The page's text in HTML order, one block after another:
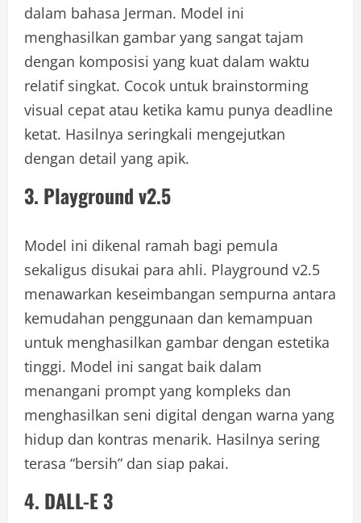
dalam bahasa Jerman. Model ini
menghasilkan gambar yang sangat tajam
dengan komposisi yang kuat dalam waktu
relatif singkat. Cocok untuk brainstorming
visual cepat atau ketika kamu punya deadline
ketat. Hasilnya seringkali mengejutkan
dengan detail yang apik.
3. Playground v2.5
Model ini dikenal ramah bagi pemula
sekaligus disukai para ahli. Playground v2.5
menawarkan keseimbangan sempurna antara
kemudahan penggunaan dan kemampuan
untuk menghasilkan gambar dengan estetika
tinggi. Model ini sangat baik dalam
menangani prompt yang kompleks dan
menghasilkan seni digital dengan warna yang
hidup dan kontras menarik. Hasilnya sering
terasa “bersih” dan siap pakai.
4. DALL-E 3